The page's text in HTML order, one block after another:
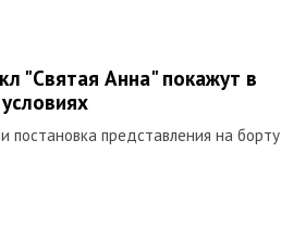
"Святая Анна" покажут в
постановка представления на борту